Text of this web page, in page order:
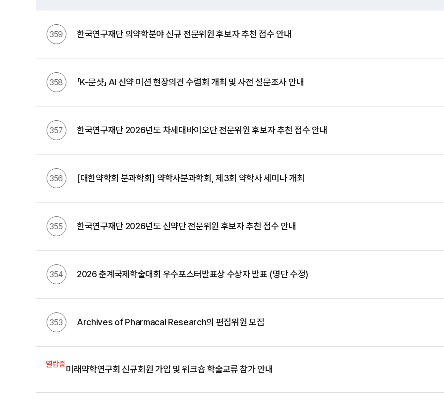
359 한국연구재단 의약학분야 신규 전문위원 후보자 추천 접수 안내
358 「K-문샷」 AI 신약 미션 현장의견 수렴회 개최 및 사전 설문조사 안내
357 한국연구재단 2026년도 차세대바이오단 전문위원 후보자 추천 접수 안내
356 [대한약학회 분과학회] 약학사분과학회, 제3회 약학사 세미나 개최
355 한국연구재단 2026년도 신약단 전문위원 후보자 추천 접수 안내
354 2026 춘계국제학술대회 우수포스터발표상 수상자 발표 (명단 수정)
353 Archives of Pharmacal Research의 편집위원 모집
열람중미래약학연구회 신규회원 가입 및 워크숍 학술교류 참가 안내